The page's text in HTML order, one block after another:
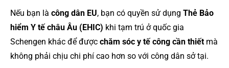
Nếu bạn là công dân EU, bạn có quyền sử dụng Thẻ Bảo
hiểm Y tế châu Âu (EHIC) khi tạm trú ở quốc gia
Schengen khác để được chăm sóc y tế công cần thiết mà
không phải chịu chi phí cao hơn so với công dân sở tại.